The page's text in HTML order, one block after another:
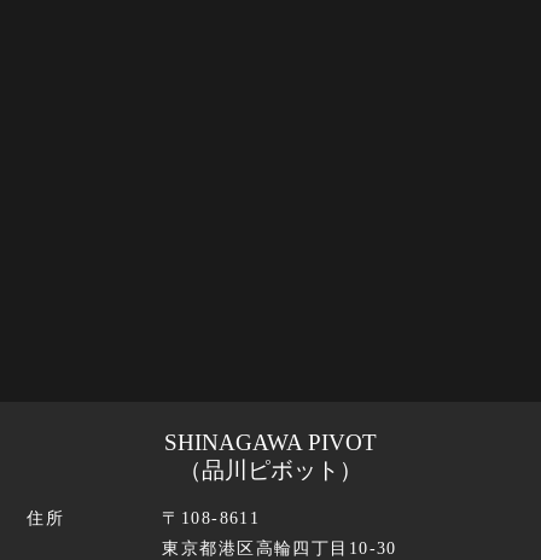
SHINAGAWA PIVOT
（品川ピボット）
住所
〒108-8611
東京都港区高輪四丁目10-30